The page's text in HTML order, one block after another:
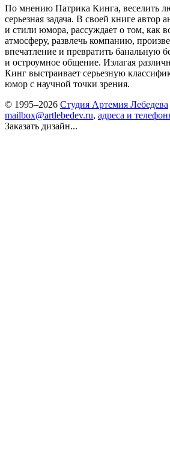
По мнению Патрика Кинга, веселить
серьезная задача. В своей книге автор
и стили юмора, рассуждает о том, как
атмосферу, развлечь компанию,
впечатление и превратить банальную
и остроумное общение. Излагая
Кинг выстраивает серьезную
юмор с научной точки зрения.
© 1995–2026 Студия Артемия Лебедева
mailbox@artlebedev.ru, адреса и
Заказать дизайн...